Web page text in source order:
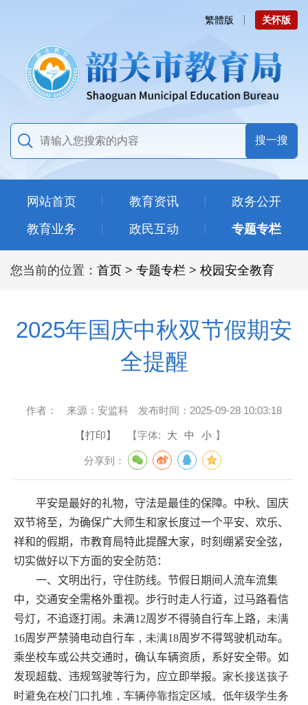
繁體版 关怀版
网站首页 教育资讯
政务公开
教育业务
政民互动 专题专栏
您当前的位置： 首页 > 专题专栏 > 校园安全教育
2025年国庆中秋双节假期安
全提醒
作者： 来源： 安监科 发布时间： 2025-09-28 10:03:18
【打印】 【字体: 大 中 小 】
分享到：
平安是最好的礼物，守法是最佳的保障。中秋、国庆
双节将至，为确保广大师生和家长度过一个平安、欢乐、
祥和的假期，市教育局特此提醒大家，时刻绷紧安全弦，
切实做好以下方面的安全防范：
一、文明出行，守住防线。 节假日期间人流车流集
中，交通安全需格外重视。步行时走人行道，过马路看信
号灯，不追逐打闹。未满12周岁不得骑自行车上路， 未满
16周岁严禁骑电动自行车 ，未满18周岁不得驾驶机动车。
乘坐校车或公共交通时，确认车辆资质，系好安全带。如
发现超载、违规驾驶等行为，应立即举报。 家长接送孩子
时避免在校门口扎堆，车辆停靠指定区域。低年级学生务